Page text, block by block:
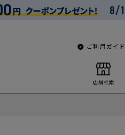
ご利用ガイド
店舗検索